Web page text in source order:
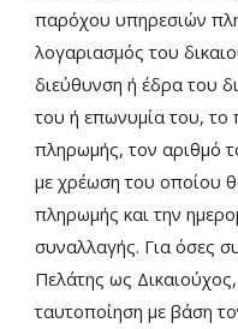
παρόχου υπηρεσιών
λογαριασμός του
διεύθυνση ή έδρα του
του ή επωνυμία του, το
πληρωμής, τον αριθμό
με χρέωση του οποίου
πληρωμής και την
συναλλαγής. Για όσες
Πελάτης ως
ταυτοποίηση με βάση